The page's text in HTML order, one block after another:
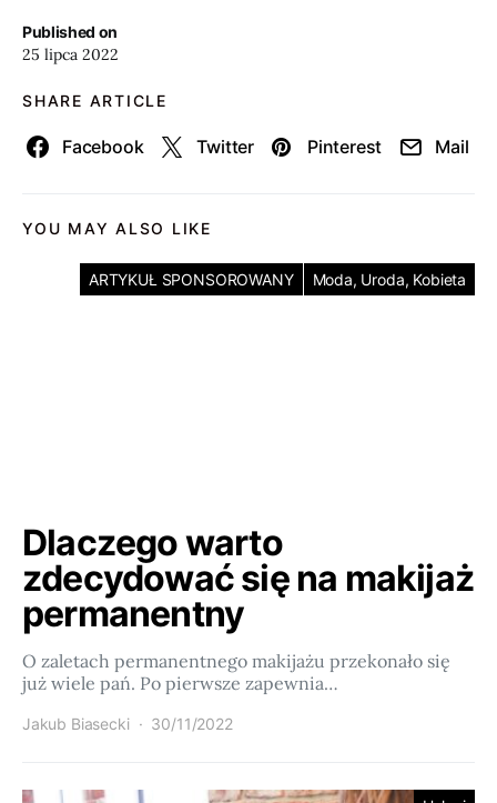
Published on
25 lipca 2022
SHARE ARTICLE
Facebook Twitter Pinterest Mail
YOU MAY ALSO LIKE
ARTYKUŁ SPONSOROWANY Moda, Uroda, Kobieta
Dlaczego warto
zdecydować się na makijaż
permanentny
O zaletach permanentnego makijażu przekonało się
już wiele pań. Po pierwsze zapewnia…
Jakub Biasecki 30/11/2022